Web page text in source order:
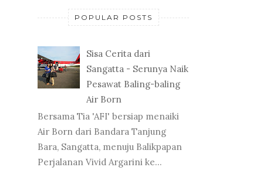
POPULAR POSTS
Sisa Cerita dari
Sangatta - Serunya Naik
Pesawat Baling-baling
Air Born
Bersama Tia 'AFI' bersiap menaiki
Air Born dari Bandara Tanjung
Bara, Sangatta, menuju Balikpapan
Perjalanan Vivid Argarini ke...